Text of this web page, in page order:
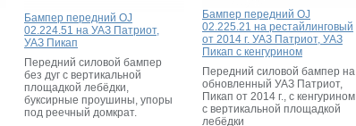
Бампер передний OJ
02.224.51 на УАЗ Патриот,
УАЗ Пикап
Передний силовой бампер
без дуг с вертикальной
площадкой лебёдки,
буксирные проушины, упоры
под реечный домкрат.
Бампер передний OJ
02.225.21 на рестайлинговый
от 2014 г. УАЗ Патриот, УАЗ
Пикап с кенгурином
Передний силовой бампер на
обновленный УАЗ Патриот,
Пикап от 2014 г., с кенгурином
с вертикальной площадкой
лебёдки